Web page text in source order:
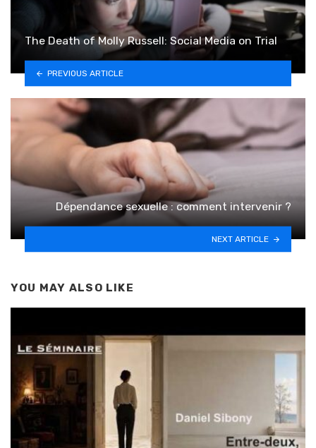
The Death of Molly Russell: Social Media on Trial
PREVIOUS ARTICLE
Dépendance sexuelle : comment intervenir ?
NEXT ARTICLE
YOU MAY ALSO LIKE